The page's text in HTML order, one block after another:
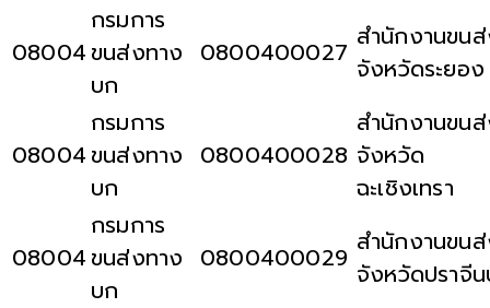
08004
กรมการ
ขนส่งทาง
บก
0800400027 สำนักงานขน
จังหวัดระยอง
08004
กรมการ
ขนส่งทาง
บก
0800400028
สำนักงานขน
จังหวัด
ฉะเชิงเทรา
08004
กรมการ
ขนส่งทาง
บก
0800400029 สำนักงานขน
จังหวัดปราจี